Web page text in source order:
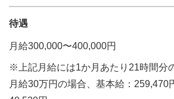
待遇
月給300,000〜400,000円
※上記月給には1か月あたり21時間分
月給30万円の場合、基本給：259,470